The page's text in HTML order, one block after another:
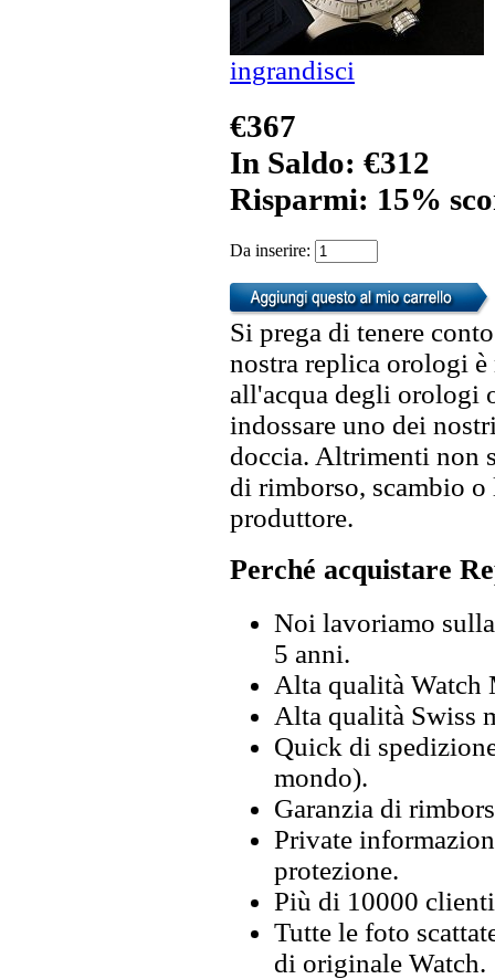
ingrandisci
€367
In Saldo: €312
Risparmi: 15%
Da inserire:
Si prega di tenere
nostra replica orologi
all'acqua degli orologi
indossare uno dei
doccia. Altrimenti non
di rimborso, scambio
produttore.
Perché acquistare
Noi lavoriamo
5 anni.
Alta qualità Watch
Alta qualità Swiss
Quick di
mondo).
Garanzia di
Private
protezione.
Più di 10000
Tutte le foto
di originale Watch.